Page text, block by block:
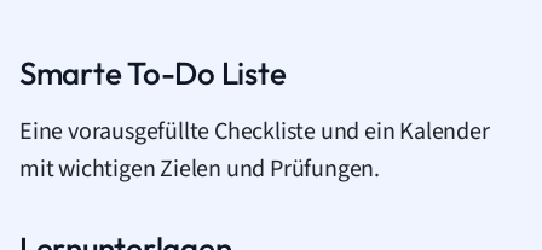
Smarte To-Do Liste
Eine vorausgefüllte Checkliste und ein Kalender
mit wichtigen Zielen und Prüfungen.